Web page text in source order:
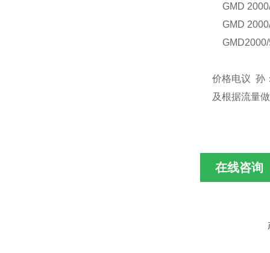
GM D
GM D
GM
价格电议 孙
及根据流量
在线咨询